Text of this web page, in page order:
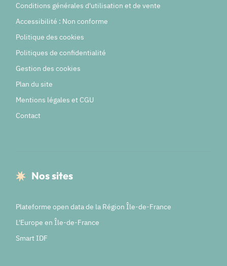
Conditions générales d'utilisation et de vente
Accessibilité : Non conforme
Politique des cookies
Politiques de confidentialité
Gestion des cookies
Plan du site
Mentions légales et CGU
Contact
Nos sites
Plateforme open data de la Région Île-de-France
L'Europe en Île-de-France
Smart IDF